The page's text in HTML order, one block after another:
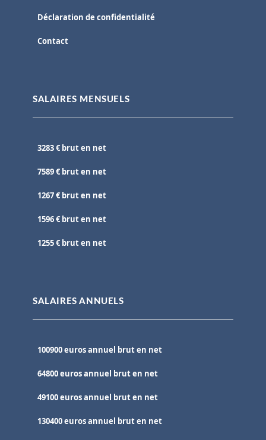
Déclaration de confidentialité
Contact
SALAIRES MENSUELS
3283 € brut en net
7589 € brut en net
1267 € brut en net
1596 € brut en net
1255 € brut en net
SALAIRES ANNUELS
100900 euros annuel brut en net
64800 euros annuel brut en net
49100 euros annuel brut en net
130400 euros annuel brut en net